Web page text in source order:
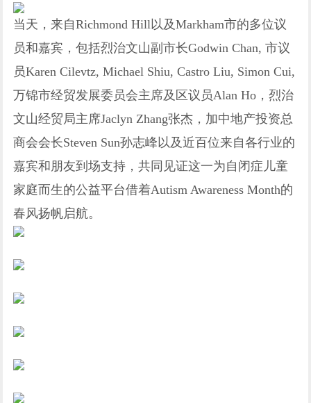
当天，来自Richmond Hill以及Markham市的多位议
员和嘉宾，包括烈治文山副市长Godwin Chan, 市议
员Karen Cilevtz, Michael Shiu, Castro Liu, Simon Cui,
万锦市经贸发展委员会主席及区议员Alan Ho，烈治
文山经贸局主席Jaclyn Zhang张杰，加中地产投资总
商会会长Steven Sun孙志峰以及近百位来自各行业的
嘉宾和朋友到场支持，共同见证这一为自闭症儿童
家庭而生的公益平台借着Autism Awareness Month的
春风扬帆启航。